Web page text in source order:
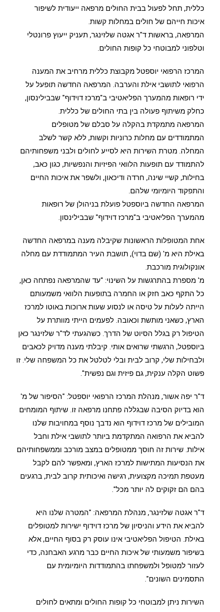
כללית, תחל לפעול בבית החולים מרפאה ייעודית לשיפור
איכות חייהם של חולים במחלות קשות.
המרפאה, בראשות ד"ר אגטה שלזינגר, תעניק ייעוץ פרונטלי
וטלפוני למבוטחי כל קופות החולים.
המרכז הרפואי יוספטל מקבוצת כללית מרחיב את המענה
הרפואי לתושבי אילת והערבה. המרפאה החדשה תופעל על
ידי רופאות מהמערך הפליאטיבי ב"מרכז דוידוף" שבבילינסון,
כחלק משיתוף פעולה בין בתי החולים של כללית.
המרפאה מתמקדת בהקלה על סבלם של מטופלים
המתמודדים עם מחלות כרוניות וקשות, ללא קשר לשלב
המחלה. מטרת השירות היא לסייע לחולים ולבני משפחותיהם
להתמודד עם תופעות הלוואי הפיזיות והנפשיות, כגון כאב,
בחילות, קשיי שינה, חרדה ודיכאון, ולשפר את איכות החיים
והתפקוד היומיומי שלהם.
המרפאה החדשה ביוספטל פועלת בניהולן של רופאות
מהמערך הפליאטיבי ב"מרכז דוידוף" שבבילינסון.
אחת המטופלות הראשונות שקיבלה מענה במרפאה החדשה
באילת היא מ' (שם בדוי), תושבת העיר המתמודדת עם מחלה
אונקולוגית מורכבת.
מ' מספרת בהתרגשות על השינוי: "עד שהמרפאה נפתחה כאן,
כל התקף כאב חזק או החמרה בתופעות הלוואי משמעותם
הייתה לעלות על טיסה או לנסוע שעות ארוכות באוטו למרכז
הארץ, כשאני מותשת וכאובה. לפעמים הייתי מוותרת על
הטיפול רק בגלל הסיוט של הדרך. כשהגעתי לד"ר שלזינגר כאן
ביוספטל, הרגשתי שרואים אותי. קיבלתי מענה מדויק לכאבים
ולבחילות שלי, קרוב לבית ובלי לטלטל את כל המשפחה שלי. זו
פשוט הקלה ענקית, גם פיזית וגם נפשית".
ד"ר יפה אשור, מנהלת המרכז הרפואי יוספטל: "הסיפור של מ'
הוא בדיוק הסיבה שבגללה פתחנו מרפאה זו. שיתוף המומחים
המובילים של מרכז דוידוף הוא נדבך נוסף במחויבות שלנו
להביא את הרפואה המתקדמת ביותר לתושבי אילת וחבל
אילות. שירות זה חוסך ממטופלים במצב מורכב וממשפחותיהם
את הנסיעות המתישות למרכז הארץ, ומאפשר להם לקבל
מעטפת תמיכה מקצועית, רגישה ואיכותית קרוב לבית, ברגעים
בהם הם זקוקים לה יותר מכל".
ד"ר אגטה שלזינגר, מנהלת המרפאה: "המטרה שלנו היא
להביא את הידע והניסיון של מרכז דוידוף ישירות למטופלים
באילת. הטיפול הפליאטיבי אינו עוסק רק בסוף החיים, אלא
בשיפור משמעותי של איכות החיים כבר מרגע האבחנה, כדי
לעזור למטופל ולמשפחתו בהתמודדות היומיומית עם
התסמינים השונים".
השירות ניתן למבוטחי כל קופות החולים ומתאים לחולים